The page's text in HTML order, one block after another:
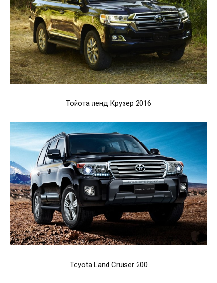
Тойота ленд Крузер 2016
Toyota Land Cruiser 200